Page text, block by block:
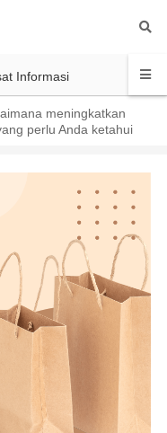
Informasi
meningkatkan
perlu Anda ketahui